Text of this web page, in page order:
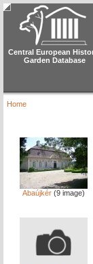
Central European
Garden Database
Home
Abaújkér(9 image)